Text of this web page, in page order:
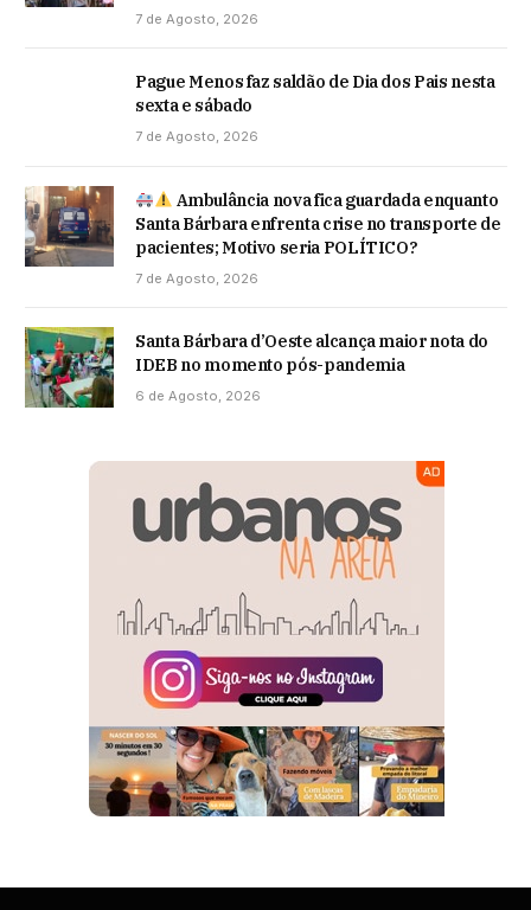
7 de Agosto, 2026
Pague Menos faz saldão de Dia dos Pais nesta
sexta e sábado
7 de Agosto, 2026
Ambulância nova fica guardada enquanto
Santa Bárbara enfrenta crise no transporte de
pacientes; Motivo seria POLÍTICO?
7 de Agosto, 2026
Santa Bárbara d’Oeste alcança maior nota do
IDEB no momento pós-pandemia
6 de Agosto, 2026